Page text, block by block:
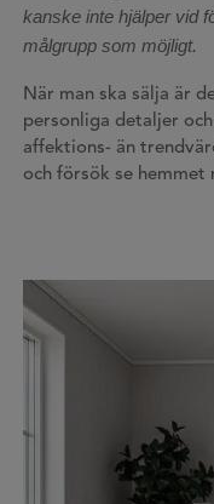
kanske inte hjälper vid
målgrupp som möjligt.
När man ska sälja är
personliga detaljer
affektions- än
och försök se